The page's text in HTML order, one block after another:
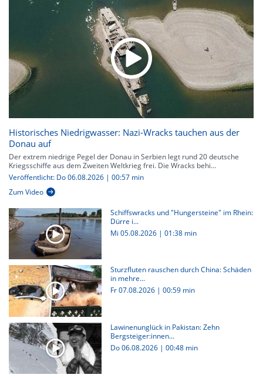
Historisches Niedrigwasser: Nazi-Wracks tauchen aus der
Donau auf
Der extrem niedrige Pegel der Donau in Serbien legt rund 20 deutsche
Kriegsschiffe aus dem Zweiten Weltkrieg frei. Die Wracks behi...
Veröffentlicht: Do 06.08.2026 | 00:57 min
Zum Video
Schiffswracks und "Hungersteine" im Rhein:
Dürre i...
Mi 05.08.2026 | 01:38 min
Sturzfluten rauschen durch China: Schäden
in mehre...
Fr 07.08.2026 | 00:59 min
Lawinenunglück in Pakistan: Zehn
Bergsteiger:innen...
Do 06.08.2026 | 00:48 min